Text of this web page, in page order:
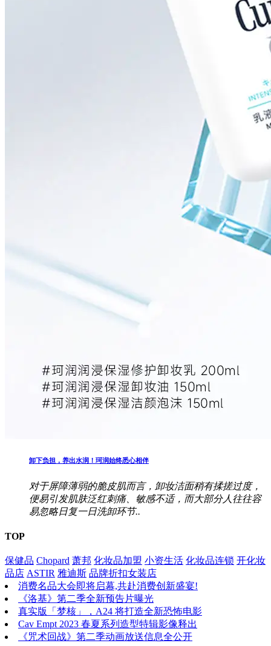
卸下负担，养出水润！珂润始终悉心相伴
对于屏障薄弱的脆皮肌而言，卸妆洁面稍有揉搓过度，
便易引发肌肤泛红刺痛、敏感不适，而大部分人往往容
易忽略日复一日洗卸环节..
TOP
保健品 Chopard 萧邦 化妆品加盟 小资生活 化妆品连锁 开化妆
品店 ASTIR 雅迪斯 品牌折扣女装店
消费名品大会即将启幕,共赴消费创新盛宴!
《洛基》第二季全新预告片曝光
真实版「梦核」，A24 将打造全新恐怖电影
Cav Empt 2023 春夏系列造型特辑影像释出
《咒术回战》第二季动画放送信息全公开